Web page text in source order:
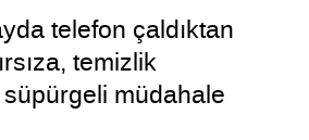
telefon çaldıktan
temizlik
müdahale